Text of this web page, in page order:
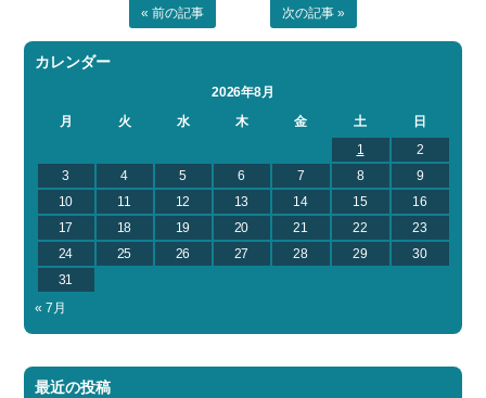
« 前の記事 次の記事 »
カレンダー
2026年8月
月
火 水 木 金 土
日
1
2
3
4 5 6 7 8
9
10
11 12 13 14 15
16
17
18 19 20 21 22
23
24
25 26 27 28 29
30
31
« 7月
最近の投稿